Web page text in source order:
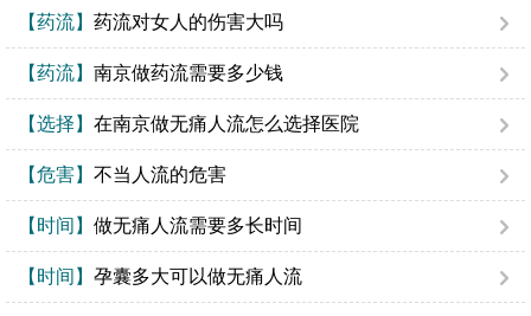
【药流】 药流对女人的伤害大吗
【药流】 南京做药流需要多少钱
【选择】 在南京做无痛人流怎么选择医院
【危害】 不当人流的危害
【时间】 做无痛人流需要多长时间
【时间】 孕囊多大可以做无痛人流